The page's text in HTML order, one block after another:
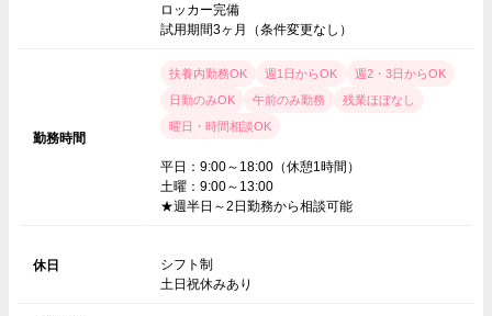
ロッカー完備
試用期間3ヶ月（条件変更なし）
勤務時間
扶養内勤務OK 週1日からOK
週2・3日からOK
日勤のみOK
午前のみ勤務
残業ほぼなし
曜日・時間相談OK
平日：9:00～18:00（休憩1時間）
土曜：9:00～13:00
★週半日～2日勤務から相談可能
休日
シフト制
土日祝休みあり